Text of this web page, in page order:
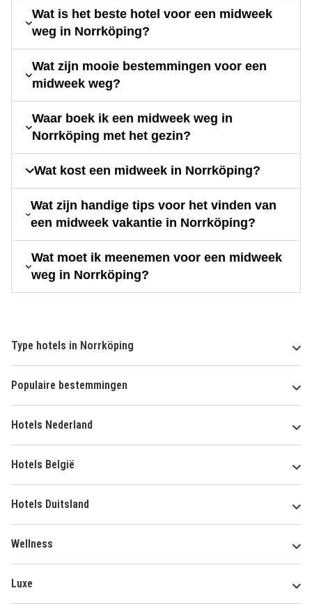
Wat is het beste hotel voor een midweek
weg in Norrköping?
Wat zijn mooie bestemmingen voor een
midweek weg?
Waar boek ik een midweek weg in
Norrköping met het gezin?
Wat kost een midweek in Norrköping?
Wat zijn handige tips voor het vinden van
een midweek vakantie in Norrköping?
Wat moet ik meenemen voor een midweek
weg in Norrköping?
Type hotels in Norrköping
Populaire bestemmingen
Hotels Nederland
Hotels België
Hotels Duitsland
Wellness
Luxe